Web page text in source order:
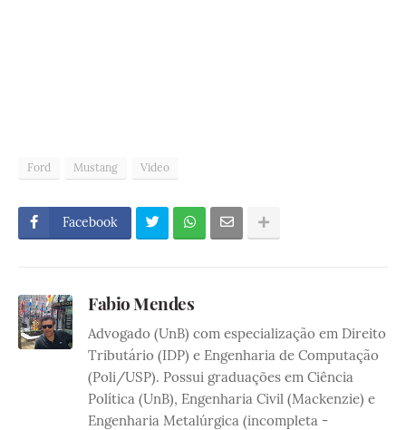
Ford Mustang Video
Facebook
Fabio Mendes
Advogado (UnB) com especialização em Direito
Tributário (IDP) e Engenharia de Computação
(Poli/USP). Possui graduações em Ciência
Política (UnB), Engenharia Civil (Mackenzie) e
Engenharia Metalúrgica (incompleta -